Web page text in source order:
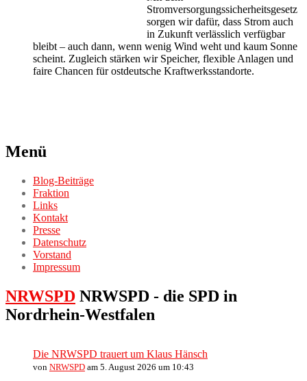
Stromversorgungssicherheitsgesetz
sorgen wir dafür, dass Strom auch
in Zukunft verlässlich verfügbar
bleibt – auch dann, wenn wenig Wind weht und kaum Sonne
scheint. Zugleich stärken wir Speicher, flexible Anlagen und
faire Chancen für ostdeutsche Kraftwerksstandorte.
Menü
Blog-Beiträge
Fraktion
Links
Kontakt
Presse
Datenschutz
Vorstand
Impressum
NRWSPD NRWSPD - die SPD in
Nordrhein-Westfalen
Die NRWSPD trauert um Klaus Hänsch
von NRWSPD am 5. August 2026 um 10:43